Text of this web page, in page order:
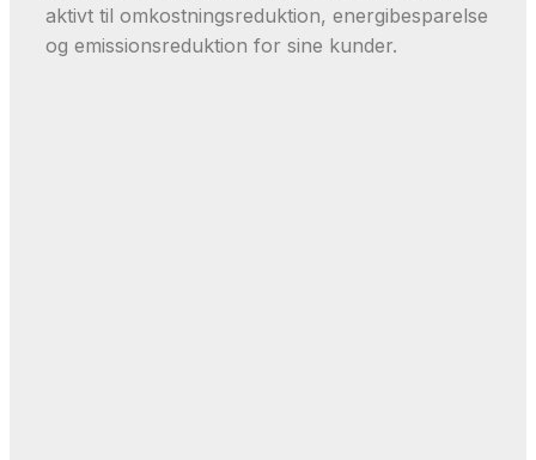
aktivt til omkostningsreduktion, energibesparelse
og emissionsreduktion for sine kunder.